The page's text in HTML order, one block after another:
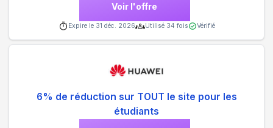
Voir l'offre
Expire le 31 déc. 2026 Utilisé 34 fois Vérifié
6% de réduction sur TOUT le site pour les
étudiants